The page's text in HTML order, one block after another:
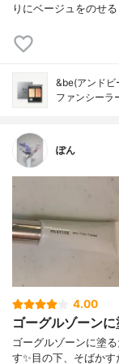
りにベージュをのせ
&be(アンドビ
ファンシーラ
ぽん
4.00
ゴーグルゾーン
ゴーグルゾーンに塗
す✨目の下、そばか